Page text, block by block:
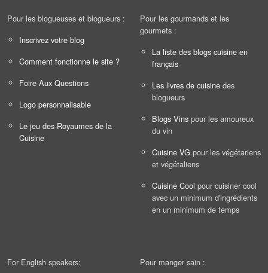
Pour les blogueuses et blogueurs :
Inscrivez votre blog
Comment fonctionne le site ?
Foire Aux Questions
Logo personnalisable
Le jeu des Royaumes de la
Cuisine
Pour les gourmands et les
gourmets :
La liste des blogs cuisine en
français
Les livres de cuisine des
blogueurs
Blogs Vins pour les amoureux
du vin
Cuisine VG pour les végétariens
et végétaliens
Cuisine Cool pour cuisiner cool
avec un minimum d'ingrédients
en un minimum de temps
For English speakers: Pour manger sain :